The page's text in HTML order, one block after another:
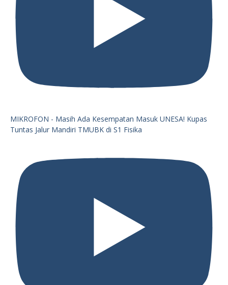
MIKROFON - Masih Ada Kesempatan Masuk UNESA! Kupas
Tuntas Jalur Mandiri TMUBK di S1 Fisika